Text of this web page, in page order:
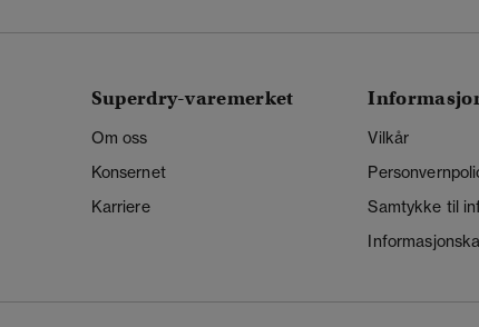
Superdry-varemerket
Om oss
Konsernet
Karriere
Vilkår
Samtykke til